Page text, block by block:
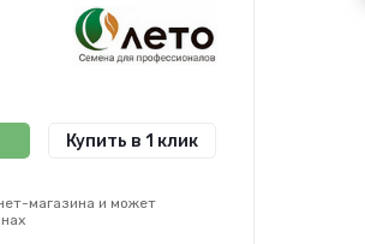
Купить в 1 клик
магазина и может